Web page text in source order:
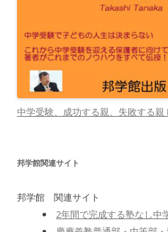
中学受験、成功する親、失敗する親
邦学館関連サイト
邦学館 関連サイト
2年間で完成する塾なし